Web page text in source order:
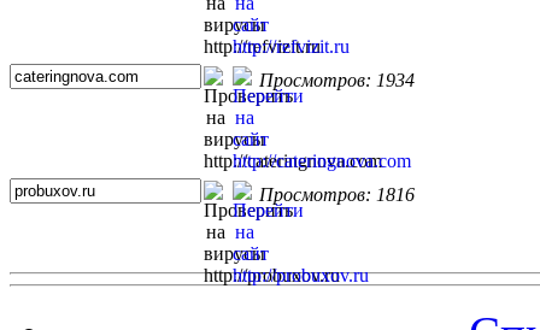
Просмотров: 1934
Просмотров: 1816